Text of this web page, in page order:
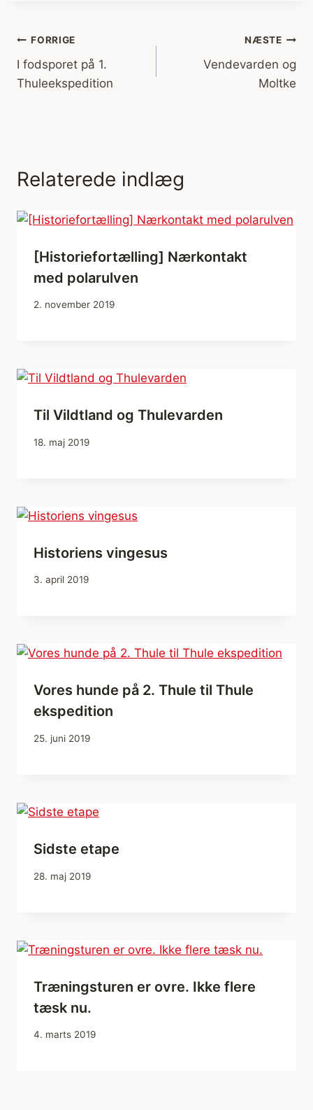
Indlægsnavigation
FORRIGE
I fodsporet på 1.
Thuleekspedition
NÆSTE
Vendevarden og
Moltke
Relaterede indlæg
[Historiefortælling] Nærkontakt
med polarulven
2. november 2019
Til Vildtland og Thulevarden
18. maj 2019
Historiens vingesus
3. april 2019
Vores hunde på 2. Thule til Thule
ekspedition
25. juni 2019
Sidste etape
28. maj 2019
Træningsturen er ovre. Ikke flere
tæsk nu.
4. marts 2019